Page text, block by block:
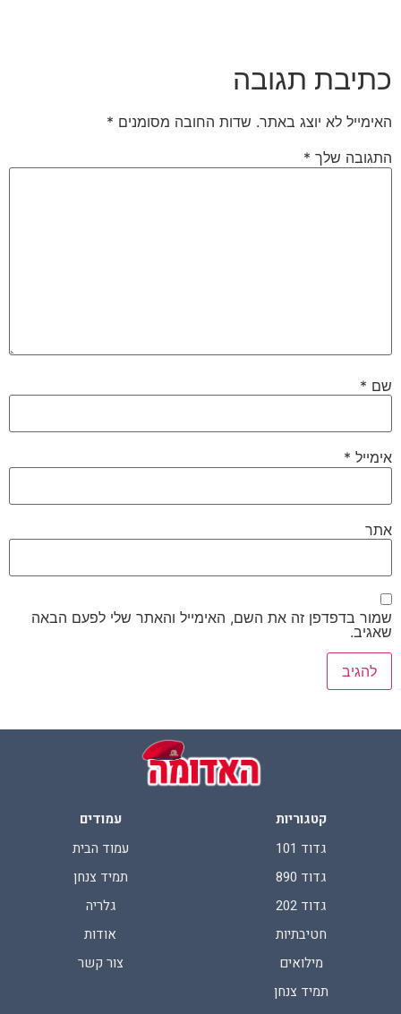
כתיבת תגובה
האימייל לא יוצג באתר. שדות החובה מסומנים *
התגובה שלך *
שם *
אימייל *
אתר
שמור בדפדפן זה את השם, האימייל והאתר שלי לפעם הבאה
שאגיב.
קטגוריות
גדוד 101
גדוד 890
גדוד 202
חטיבתיות
מילואים
תמיד צנחן
עמודים
עמוד הבית
תמיד צנחן
גלריה
אודות
צור קשר